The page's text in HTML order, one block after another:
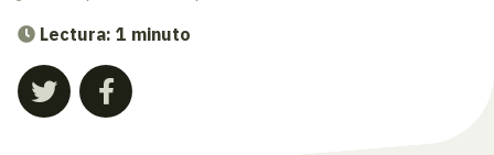
Lectura: 1 minuto